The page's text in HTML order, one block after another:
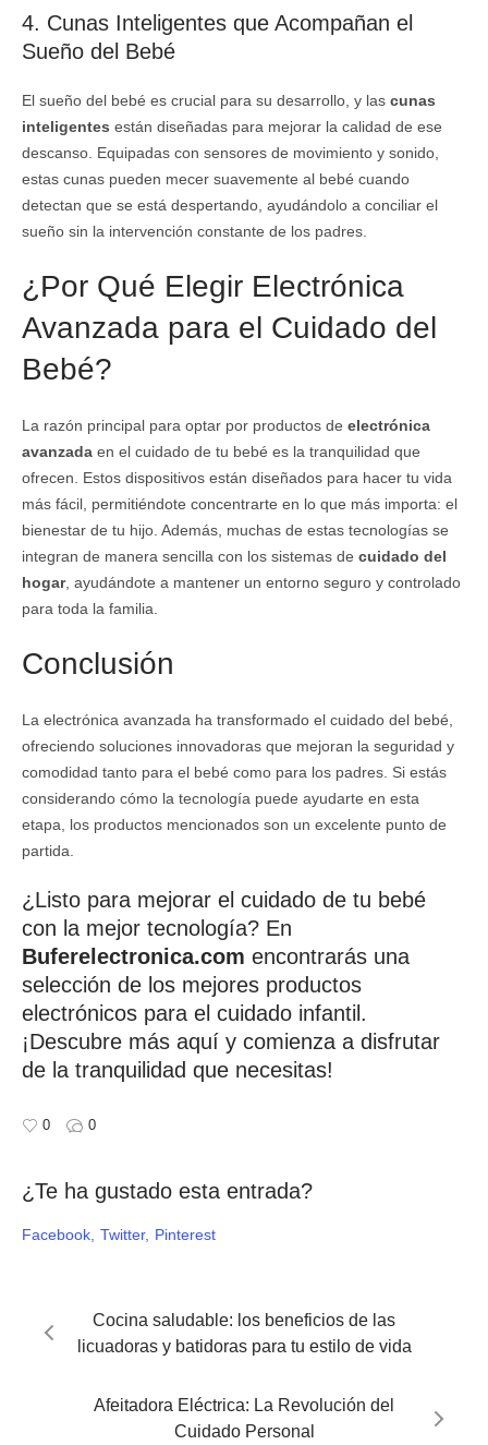
4. Cunas Inteligentes que Acompañan el
Sueño del Bebé
El sueño del bebé es crucial para su desarrollo, y las cunas
inteligentes están diseñadas para mejorar la calidad de ese
descanso. Equipadas con sensores de movimiento y sonido,
estas cunas pueden mecer suavemente al bebé cuando
detectan que se está despertando, ayudándolo a conciliar el
sueño sin la intervención constante de los padres.
¿Por Qué Elegir Electrónica
Avanzada para el Cuidado del
Bebé?
La razón principal para optar por productos de electrónica
avanzada en el cuidado de tu bebé es la tranquilidad que
ofrecen. Estos dispositivos están diseñados para hacer tu vida
más fácil, permitiéndote concentrarte en lo que más importa: el
bienestar de tu hijo. Además, muchas de estas tecnologías se
integran de manera sencilla con los sistemas de cuidado del
hogar, ayudándote a mantener un entorno seguro y controlado
para toda la familia.
Conclusión
La electrónica avanzada ha transformado el cuidado del bebé,
ofreciendo soluciones innovadoras que mejoran la seguridad y
comodidad tanto para el bebé como para los padres. Si estás
considerando cómo la tecnología puede ayudarte en esta
etapa, los productos mencionados son un excelente punto de
partida.
¿Listo para mejorar el cuidado de tu bebé
con la mejor tecnología? En
Buferelectronica.com encontrarás una
selección de los mejores productos
electrónicos para el cuidado infantil.
¡Descubre más aquí y comienza a disfrutar
de la tranquilidad que necesitas!
0 0
¿Te ha gustado esta entrada?
Facebook Twitter Pinterest
Cocina saludable: los beneficios de las
licuadoras y batidoras para tu estilo de vida
Afeitadora Eléctrica: La Revolución del
Cuidado Personal